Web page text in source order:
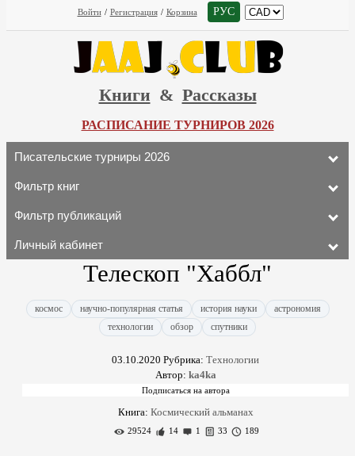
Войти / Регистрация / Корзина РУС
Книги & Рассказы
РАСПИСАНИЕ ТУРНИРОВ 2026
Писательские турниры 2026
Фильтр книг
Фильтр публикаций
Личный кабинет
Телескоп "Хаббл"
космос научно-популярная статья история науки
астрономия
технологии
обзор спутники
03.10.2020 Рубрика: Технологии
Автор: ka4ka
Книга: Космический альманах
29524 14 1 33 189